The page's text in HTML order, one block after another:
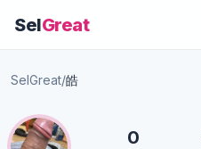
SelGreat
SelGreat/皓
0